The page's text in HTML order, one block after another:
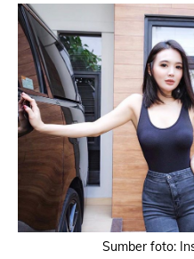
Sumber foto: